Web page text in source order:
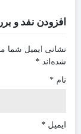
افزودن نفد و
نشانی ایمیل شما
شده‌اند *
نام *
ایمیل *